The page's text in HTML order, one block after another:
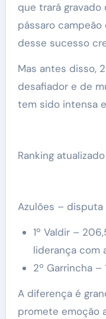
que trará
pássaro
desse sucesso
Mas antes disso,
desafiador e de
tem sido intensa
Ranking
Azulões – disputa
1º Valdir –
liderança com
2º Garrincha –
A diferença é
promete emoção